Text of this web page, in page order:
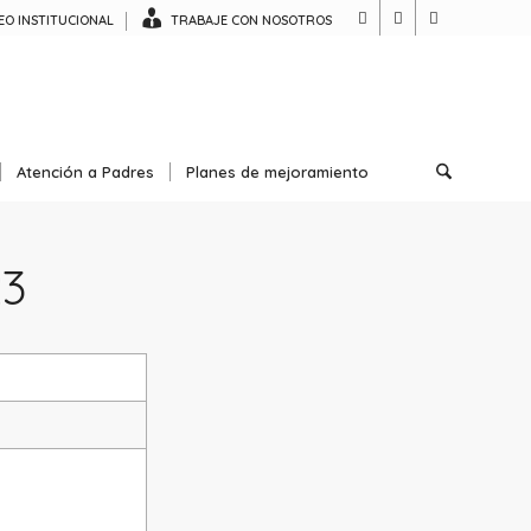
INSTITUCIONAL TRABAJE CON NOSOTROS
Atención a Padres Planes de mejoramiento